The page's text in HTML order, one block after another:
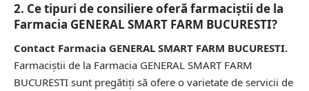
2. Ce tipuri de consiliere oferă farmaciștii de la
Farmacia GENERAL SMART FARM BUCURESTI?
Contact Farmacia GENERAL SMART FARM BUCURESTI.
Farmaciștii de la Farmacia GENERAL SMART FARM
BUCURESTI sunt pregătiți să ofere o varietate de servicii de